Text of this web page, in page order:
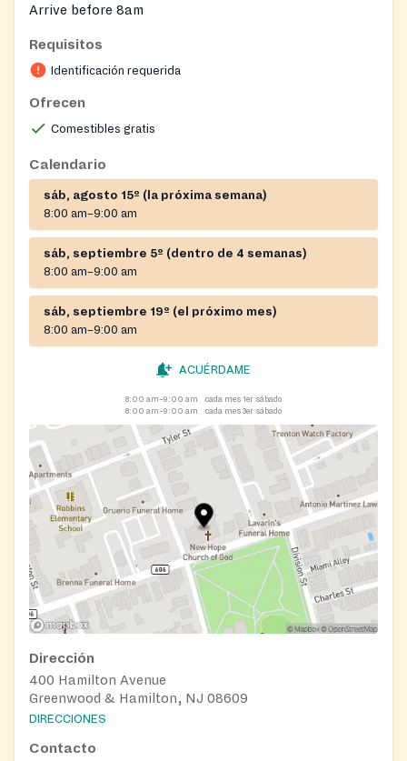
Arrive before 8am
Requisitos
Identificación requerida
Ofrecen
Comestibles gratis
Calendario
sáb, agosto 15º (la próxima semana)
8:00 am–9:00 am
sáb, septiembre 5º (dentro de 4 semanas)
8:00 am–9:00 am
sáb, septiembre 19º (el próximo mes)
8:00 am–9:00 am
ACUÉRDAME
8:00 am–9:00 am
cada mes 1er sábado
8:00 am–9:00 am
cada mes 3er sábado
Dirección
400 Hamilton Avenue
Greenwood & Hamilton, NJ 08609
DIRECCIONES
Contacto